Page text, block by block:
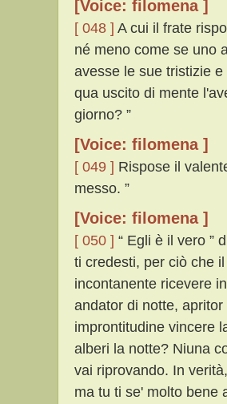
[Voice: filomena ]
[ 048 ] A cui il frate
né meno come se uno
avesse le sue tristizie
qua uscito di mente
giorno? ”
[Voice: filomena ]
[ 049 ] Rispose il
messo. ”
[Voice: filomena ]
[ 050 ] “ Egli è il vero ”
ti credesti, per ciò che
incontanente ricevere
andator di notte,
improntitudine vincere
alberi la notte? Niuna
vai riprovando. In
ma tu ti se' molto bene